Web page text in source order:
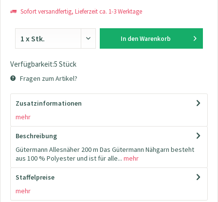
Sofort versandfertig, Lieferzeit ca. 1-3 Werktage
In den Warenkorb
Verfügbarkeit:5 Stück
Fragen zum Artikel?
Zusatzinformationen
mehr
Beschreibung
Gütermann Allesnäher 200 m Das Gütermann Nähgarn besteht
aus 100 % Polyester und ist für alle... mehr
Staffelpreise
mehr